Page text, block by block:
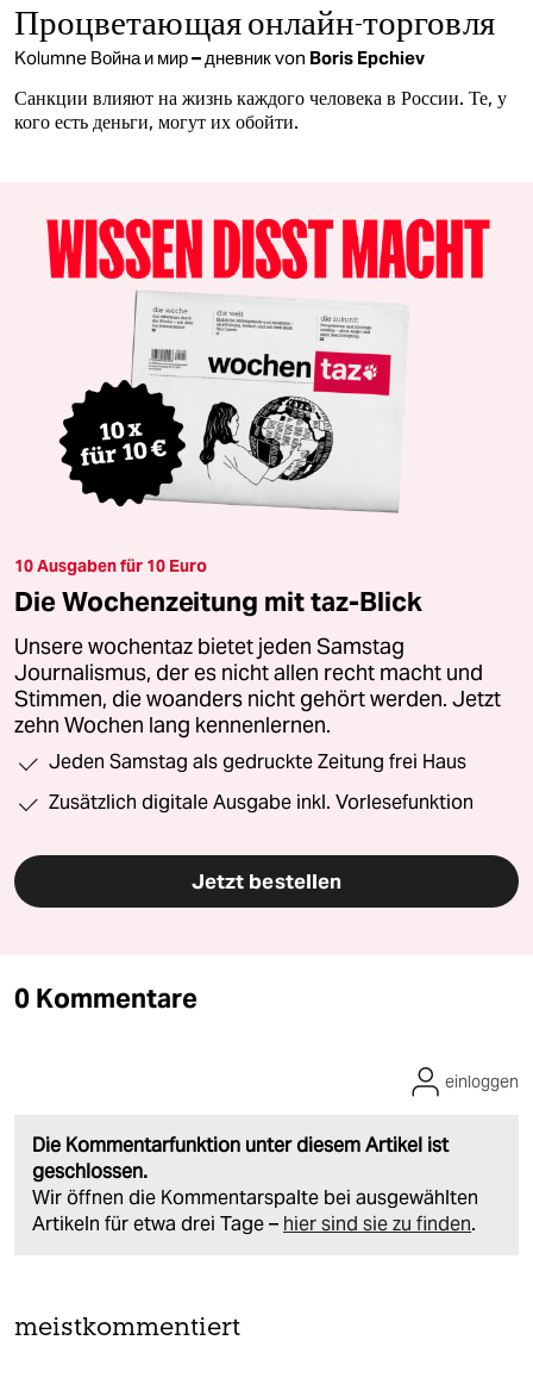
Процветающая онлайн-торговля
Kolumne Война и мир – дневникvon Boris Epchiev
Санкции влияют на жизнь каждого человека в России. Те, у
кого есть деньги, могут их обойти.
10 Ausgaben für 10 Euro
Die Wochenzeitung mit taz-Blick
Unsere wochentaz bietet jeden Samstag
Journalismus, der es nicht allen recht macht und
Stimmen, die woanders nicht gehört werden. Jetzt
zehn Wochen lang kennenlernen.
Jeden Samstag als gedruckte Zeitung frei Haus
Zusätzlich digitale Ausgabe inkl. Vorlesefunktion
Jetzt bestellen
0 Kommentare
Die Kommentarfunktion unter diesem Artikel ist
geschlossen.
Wir öffnen die Kommentarspalte bei ausgewählten
Artikeln für etwa drei Tage – hier sind sie zu finden.
einloggen
meistkommentiert